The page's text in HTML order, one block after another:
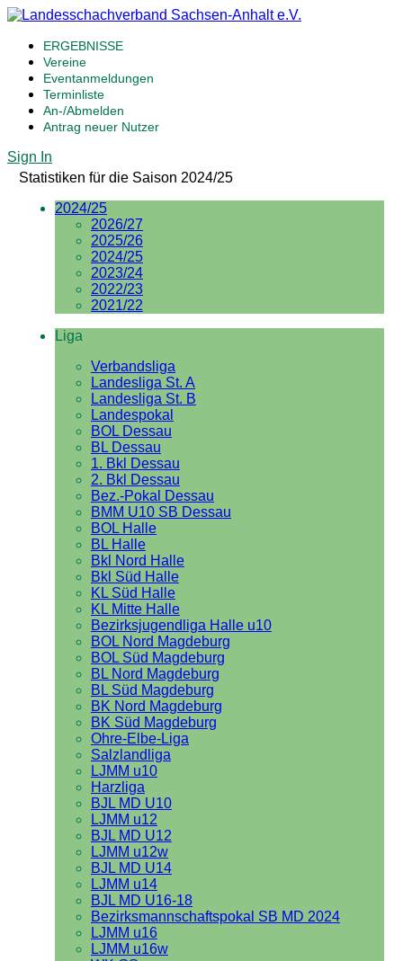
ERGEBNISSE
Vereine
Eventanmeldungen
Terminliste
An-/Abmelden
Antrag neuer Nutzer
Sign In
Statistiken für die Saison 2024/25
2024/25
2026/27
2025/26
2024/25
2023/24
2022/23
2021/22
Liga
Verbandsliga
Landesliga St. A
Landesliga St. B
Landespokal
BOL Dessau
BL Dessau
1. Bkl Dessau
2. Bkl Dessau
Bez.-Pokal Dessau
BMM U10 SB Dessau
BOL Halle
BL Halle
Bkl Nord Halle
Bkl Süd Halle
KL Süd Halle
KL Mitte Halle
Bezirksjugendliga Halle u10
BOL Nord Magdeburg
BOL Süd Magdeburg
BL Nord Magdeburg
BL Süd Magdeburg
BK Nord Magdeburg
BK Süd Magdeburg
Ohre-Elbe-Liga
Salzlandliga
LJMM u10
Harzliga
BJL MD U10
LJMM u12
BJL MD U12
LJMM u12w
BJL MD U14
LJMM u14
BJL MD U16-18
Bezirksmannschaftspokal SB MD 2024
LJMM u16
LJMM u16w